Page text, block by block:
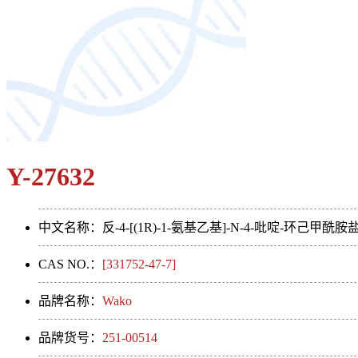
Y-27632
中文名称：反-4-[(1R)-1-氨基乙基]-N-4-吡啶-环己甲酰胺
CAS NO.： [331752-47-7]
品牌名称： Wako
品牌货号： 251-00514